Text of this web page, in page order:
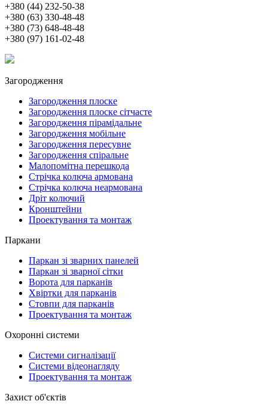
+380 (44) 232-50-38
+380 (63) 330-48-48
+380 (73) 648-48-48
+380 (97) 161-02-48
Загородження
Загородження плоске
Загородження плоске сітчасте
Загородження пірамідальне
Загородження мобільне
Загородження пересувне
Загородження спіральне
Малопомітна перешкода
Стрічка колюча армована
Стрічка колюча неармована
Дріт колючий
Кронштейни
Проектування та монтаж
Паркани
Паркан зі зварних панелей
Паркан зі зварної сітки
Ворота для парканів
Хвіртки для парканів
Стовпи для парканів
Проектування та монтаж
Охоронні системи
Системи сигналізації
Системи відеонагляду
Проектування та монтаж
Захист об'єктів